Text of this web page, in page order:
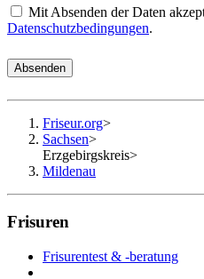
Mit Absenden der Daten
Datenschutzbedingungen.
Absenden
Friseur.org>
Sachsen>
Erzgebirgskreis>
Mildenau
Frisuren
Frisurentest & -beratung